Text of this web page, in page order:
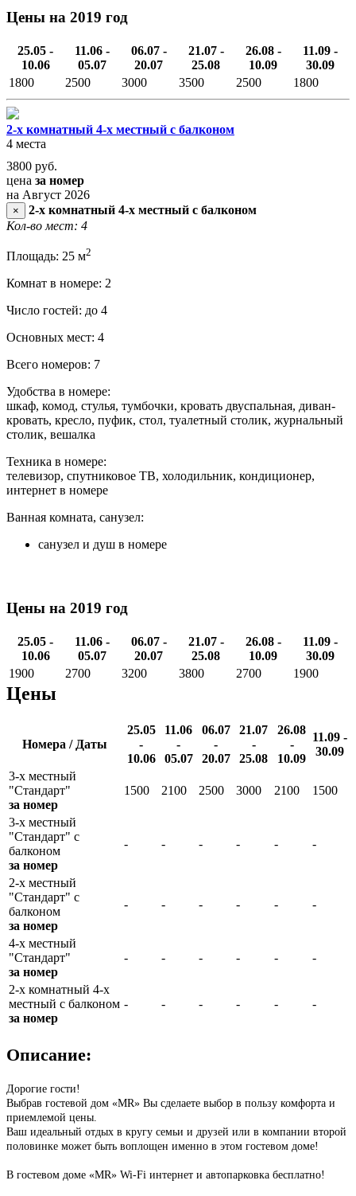
Цены на 2019 год
25.05 -
10.06
11.06 -
05.07
06.07 -
20.07
21.07 -
25.08
26.08 -
10.09
11.09 -
30.09
1800
2500 3000 3500 2500 1800
2-х комнатный 4-х местный с балконом
4 места
3800 руб.
цена за номер
на Август 2026
×
2-х комнатный 4-х местный с балконом
Кол-во мест: 4
Площадь: 25 м2
Комнат в номере: 2
Число гостей: до 4
Основных мест: 4
Всего номеров: 7
Удобства в номере:
шкаф, комод, стулья, тумбочки, кровать двуспальная, диван-
кровать, кресло, пуфик, стол, туалетный столик, журнальный
столик, вешалка
Техника в номере:
телевизор, спутниковое ТВ, холодильник, кондиционер,
интернет в номере
Ванная комната, санузел:
санузел и душ в номере
Цены на 2019 год
25.05 -
10.06
11.06 -
05.07
06.07 -
20.07
21.07 -
25.08
26.08 -
10.09
11.09 -
30.09
1900
2700 3200 3800 2700 1900
Цены
Номера / Даты
25.05
-
10.06
11.06
-
05.07
06.07
-
20.07
21.07
-
25.08
26.08
-
10.09
11.09 -
30.09
3-х местный
"Стандарт"
за номер
1500 2100 2500 3000 2100 1500
3-х местный
"Стандарт" с
балконом
за номер
- - - - - -
2-х местный
"Стандарт" с
балконом
за номер
- - - - - -
4-х местный
"Стандарт"
за номер
- - - - - -
2-х комнатный 4-х
местный с балконом
за номер
- - - - - -
Описание:
Дорогие гости!
Выбрав гостевой дом «MR» Вы сделаете выбор в пользу комфорта и
приемлемой цены.
Ваш идеальный отдых в кругу семьи и друзей или в компании второй
половинке может быть воплощен именно в этом гостевом доме!
В гостевом доме «MR» Wi-Fi интернет и автопарковка бесплатно!